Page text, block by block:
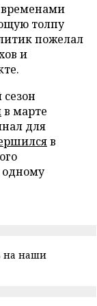
временами
толпу
пожелал
и
в марте
для
в
одному
на наши